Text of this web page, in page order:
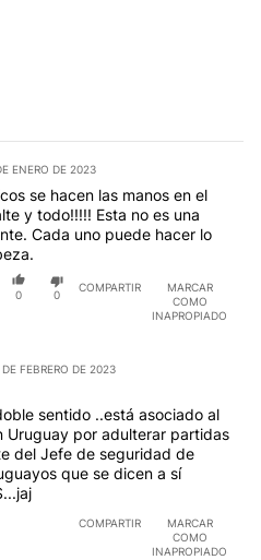
ENERO DE 2023
se hacen las manos en el
y todo!!!!! Esta no es una
Cada uno puede hacer lo
0 0
COMPARTIR
MARCAR
COMO
INAPROPIADO
FEBRERO DE 2023
sentido ..está asociado al
Uruguay por adulterar partidas
del Jefe de seguridad de
que se dicen a sí
COMPARTIR
MARCAR
COMO
INAPROPIADO